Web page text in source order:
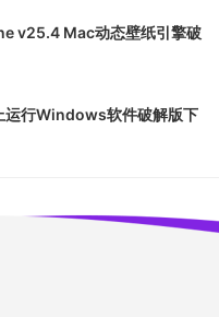
v25.4 Mac动态壁纸引擎破
行Windows软件破解版下